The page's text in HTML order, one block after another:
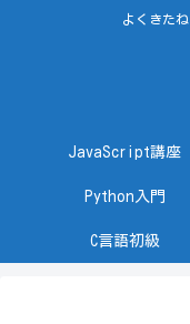
よくきた
JavaScript講座
Python入門
C言語初級